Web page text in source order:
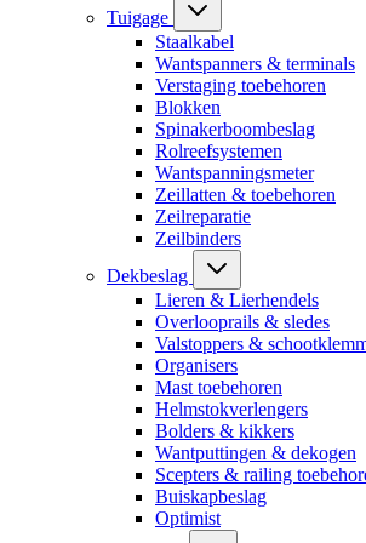
Tuigage
Staalkabel
Wantspanners & terminals
Verstaging toebehoren
Blokken
Spinakerboombeslag
Rolreefsystemen
Wantspanningsmeter
Zeillatten & toebehoren
Zeilreparatie
Zeilbinders
Dekbeslag
Lieren & Lierhendels
Overlooprails & sledes
Valstoppers &
Organisers
Mast toebehoren
Helmstokverlengers
Bolders & kikkers
Wantputtingen & dekogen
Scepters & railing
Buiskapbeslag
Optimist